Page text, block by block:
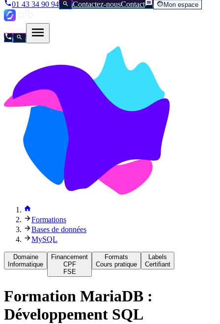
01 43 34 90 94 Contactez-nousContact Mon espace
Formations
Bases de données
MySQL
Domaine
Informatique
Financement
CPF
FSE
Formats
Cours pratique
Labels
Certifiant
Formation MariaDB :
Développement SQL